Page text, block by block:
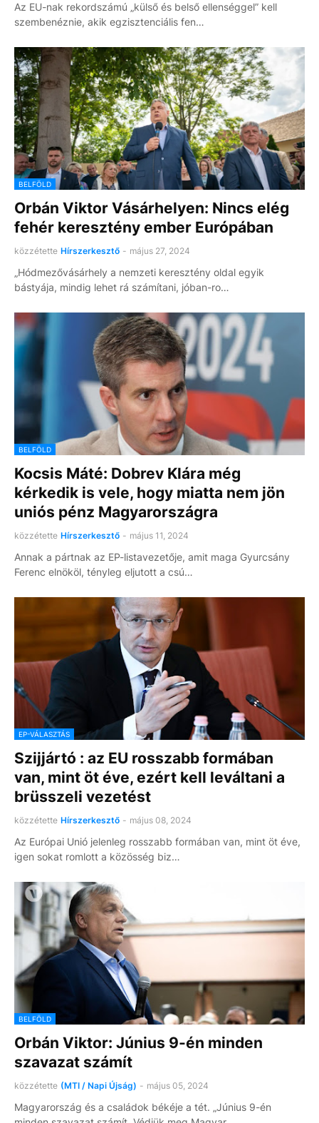
Az EU-nak rekordszámú „külső és belső ellenséggel” kell
szembenéznie, akik egzisztenciális fen…
BELFÖLD
Orbán Viktor Vásárhelyen: Nincs elég
fehér keresztény ember Európában
közzétette Hírszerkesztő - május 27, 2024
„Hódmezővásárhely a nemzeti keresztény oldal egyik
bástyája, mindig lehet rá számítani, jóban-ro…
BELFÖLD
Kocsis Máté: Dobrev Klára még
kérkedik is vele, hogy miatta nem jön
uniós pénz Magyarországra
közzétette Hírszerkesztő - május 11, 2024
Annak a pártnak az EP-listavezetője, amit maga Gyurcsány
Ferenc elnököl, tényleg eljutott a csú…
EP-VÁLASZTÁS
Szijjártó : az EU rosszabb formában
van, mint öt éve, ezért kell leváltani a
brüsszeli vezetést
közzétette Hírszerkesztő - május 08, 2024
Az Európai Unió jelenleg rosszabb formában van, mint öt éve,
igen sokat romlott a közösség biz…
BELFÖLD
Orbán Viktor: Június 9-én minden
szavazat számít
közzétette (MTI / Napi Újság) - május 05, 2024
Magyarország és a családok békéje a tét. „Június 9-én